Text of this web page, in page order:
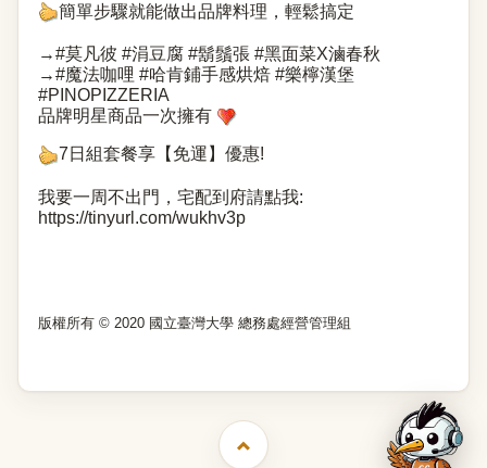
簡單步驟就能做出品牌料理，輕鬆搞定
→#莫凡彼 #涓豆腐 #鬍鬚張 #黑面菜X滷春秋
→#魔法咖哩 #哈肯鋪手感烘焙 #樂檸漢堡
#PINOPIZZERIA
品牌明星商品一次擁有
7日組套餐享【免運】優惠!
我要一周不出門，宅配到府請點我:
https://tinyurl.com/wukhv3p
版權所有 © 2020 國立臺灣大學 總務處經營管理組